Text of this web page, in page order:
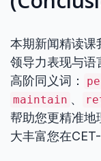
本期新闻精读课
领导力表现与语
高阶同义词：
maintain 、
帮助您更精准地
大丰富您在